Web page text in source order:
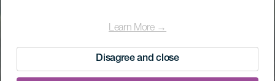
Learn More →
Disagree and close